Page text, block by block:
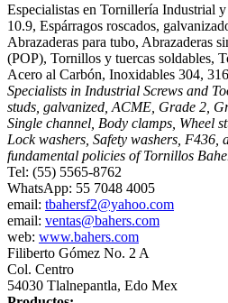
Especialistas en Tornillería Industrial
10.9, Espárragos roscados,
Abrazaderas para tubo, Abrazaderas
(POP), Tornillos y tuercas soldables,
Acero al Carbón, Inoxidables 304,
Specialists in Industrial Screws and
studs, galvanized, ACME, Grade 2,
Single channel, Body clamps, Wheel
Lock washers, Safety washers,
fundamental policies of Tornillos
Tel: (55) 5565-8762
WhatsApp: 55 7048 4005
email: tbahersf2@yahoo.com
email: ventas@bahers.com
web: www.bahers.com
Filiberto Gómez No. 2 A
Col. Centro
54030 Tlalnepantla, Edo Mex